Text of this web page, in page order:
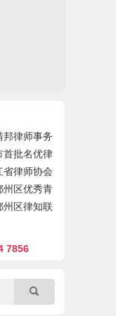
邦律师事务
首批名优律
省律师协会
州区优秀青
州区律知联
7856